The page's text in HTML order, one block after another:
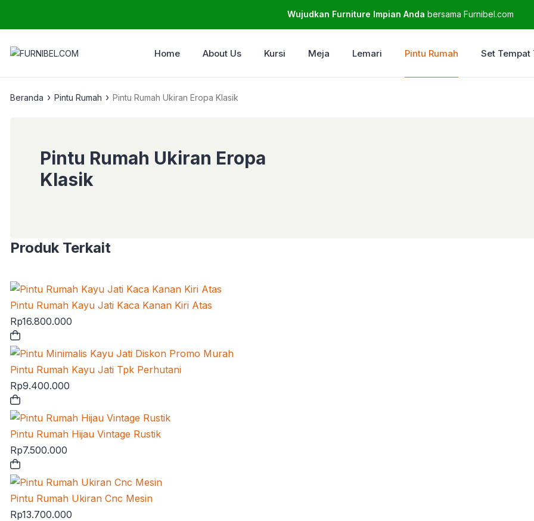
Wujudkan Furniture Impian Anda bersama Furnibel.com
Home About Us Kursi Meja Lemari Pintu Rumah Set Tempat
Beranda › Pintu Rumah › Pintu Rumah Ukiran Eropa Klasik
Pintu Rumah Ukiran Eropa
Klasik
Produk Terkait
Pintu Rumah Kayu Jati Kaca Kanan Kiri Atas
Rp16.800.000
Pintu Rumah Kayu Jati Tpk Perhutani
Rp9.400.000
Pintu Rumah Hijau Vintage Rustik
Rp7.500.000
Pintu Rumah Ukiran Cnc Mesin
Rp13.700.000